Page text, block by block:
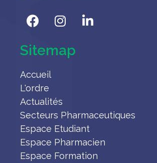
Sitemap
Accueil
L'ordre
Actualités
Secteurs Pharmaceutiques
Espace Etudiant
Espace Pharmacien
Espace Formation